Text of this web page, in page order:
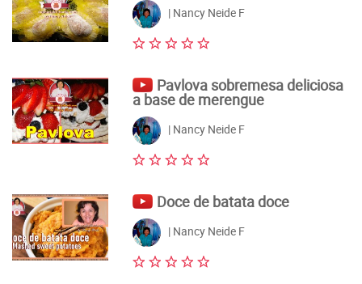
| Nancy Neide F
Pavlova sobremesa deliciosa
a base de merengue
| Nancy Neide F
Doce de batata doce
| Nancy Neide F